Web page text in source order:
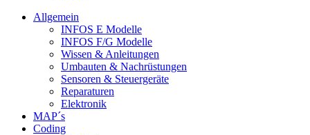
Allgemein
INFOS E Modelle
INFOS F/G Modelle
Wissen & Anleitungen
Umbauten & Nachrüstungen
Sensoren & Steuergeräte
Reparaturen
Elektronik
MAP´s
Coding